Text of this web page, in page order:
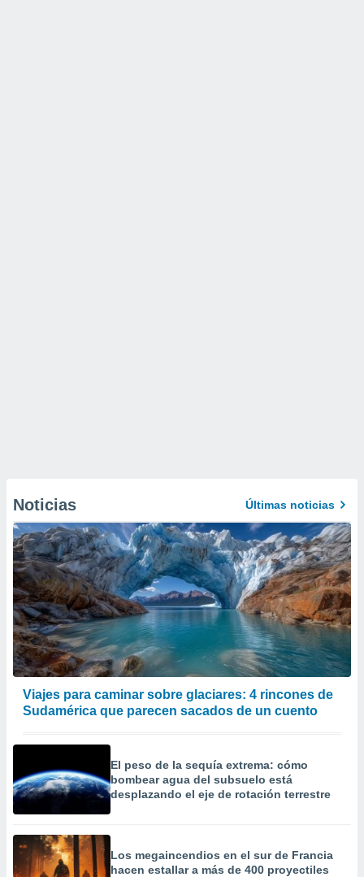
Noticias Últimas noticias
Viajes para caminar sobre glaciares: 4 rincones de
Sudamérica que parecen sacados de un cuento
El peso de la sequía extrema: cómo
bombear agua del subsuelo está
desplazando el eje de rotación terrestre
Los megaincendios en el sur de Francia
hacen estallar a más de 400 proyectiles